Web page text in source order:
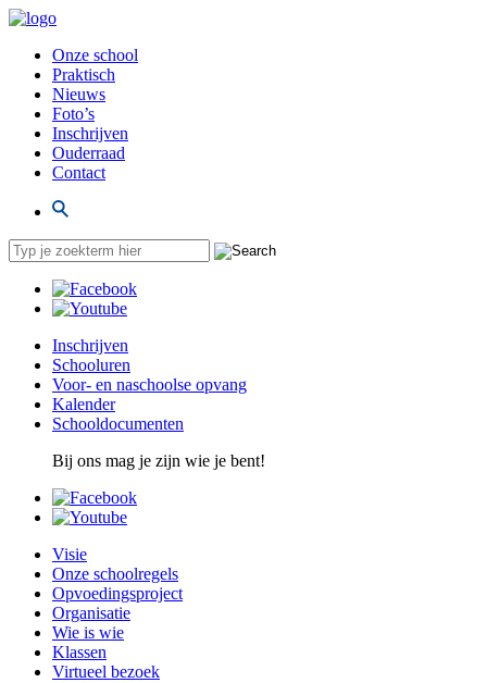
Onze school
Praktisch
Nieuws
Foto’s
Inschrijven
Ouderraad
Contact
Inschrijven
Schooluren
Voor- en naschoolse opvang
Kalender
Schooldocumenten
Bij ons mag je zijn wie je bent!
Visie
Onze schoolregels
Opvoedingsproject
Organisatie
Wie is wie
Klassen
Virtueel bezoek